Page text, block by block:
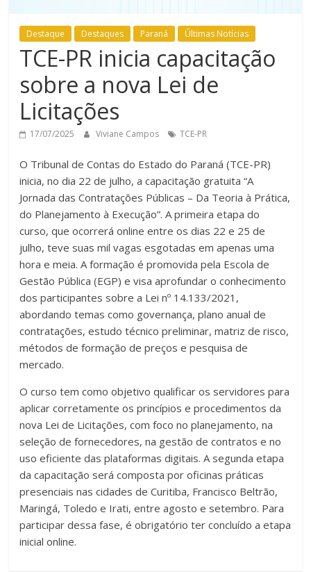
Destaque Destaques Paraná Últimas Notícias
TCE-PR inicia capacitação
sobre a nova Lei de
Licitações
17/07/2025 Viviane Campos TCE-PR
O Tribunal de Contas do Estado do Paraná (TCE-PR)
inicia, no dia 22 de julho, a capacitação gratuita “A
Jornada das Contratações Públicas – Da Teoria à Prática,
do Planejamento à Execução”. A primeira etapa do
curso, que ocorrerá online entre os dias 22 e 25 de
julho, teve suas mil vagas esgotadas em apenas uma
hora e meia. A formação é promovida pela Escola de
Gestão Pública (EGP) e visa aprofundar o conhecimento
dos participantes sobre a Lei nº 14.133/2021,
abordando temas como governança, plano anual de
contratações, estudo técnico preliminar, matriz de risco,
métodos de formação de preços e pesquisa de
mercado.
O curso tem como objetivo qualificar os servidores para
aplicar corretamente os princípios e procedimentos da
nova Lei de Licitações, com foco no planejamento, na
seleção de fornecedores, na gestão de contratos e no
uso eficiente das plataformas digitais. A segunda etapa
da capacitação será composta por oficinas práticas
presenciais nas cidades de Curitiba, Francisco Beltrão,
Maringá, Toledo e Irati, entre agosto e setembro. Para
participar dessa fase, é obrigatório ter concluído a etapa
inicial online.